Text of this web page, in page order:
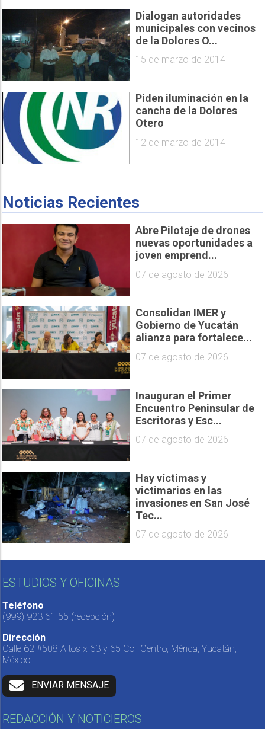
Dialogan autoridades
municipales con vecinos
de la Dolores O...
15 de marzo de 2014
Piden iluminación en la
cancha de la Dolores
Otero
12 de marzo de 2014
Noticias Recientes
Abre Pilotaje de drones
nuevas oportunidades a
joven emprend...
07 de agosto de 2026
Consolidan IMER y
Gobierno de Yucatán
alianza para fortalece...
07 de agosto de 2026
Inauguran el Primer
Encuentro Peninsular de
Escritoras y Esc...
07 de agosto de 2026
Hay víctimas y
victimarios en las
invasiones en San José
Tec...
07 de agosto de 2026
ESTUDIOS Y OFICINAS
Teléfono
(999) 923 61 55 (recepción)
Dirección
Calle 62 #508 Altos x 63 y 65 Col. Centro, Mérida, Yucatán,
México.
ENVIAR MENSAJE
REDACCIÓN Y NOTICIEROS